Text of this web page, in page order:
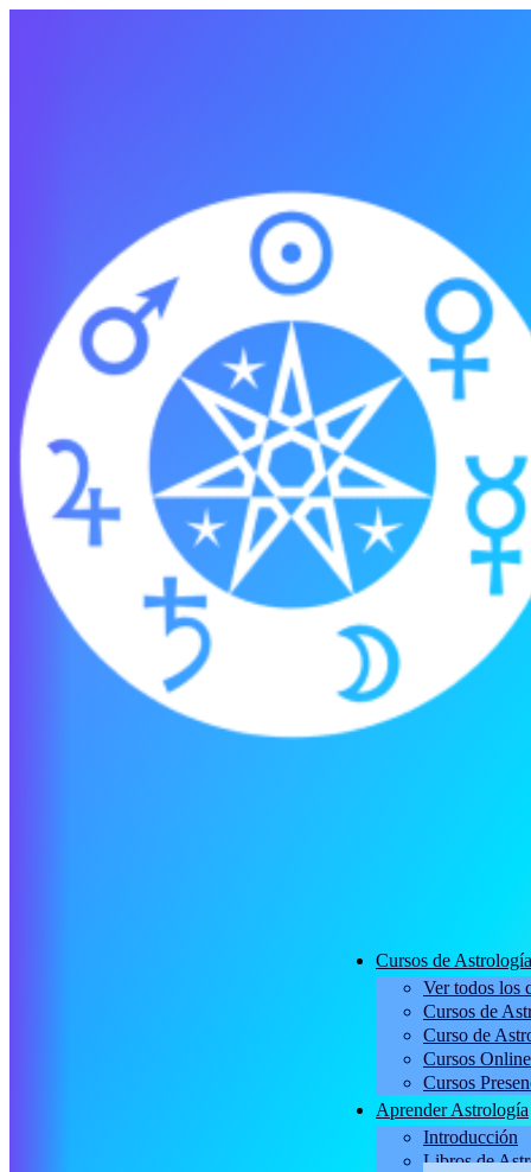
Cursos de Astrología
Ver todos los
Cursos de
Curso de
Cursos Online
Cursos
Aprender Astrología
Introducción
Libros de